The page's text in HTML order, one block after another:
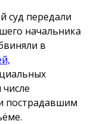
суд передали
начальника
в
пострадавшим